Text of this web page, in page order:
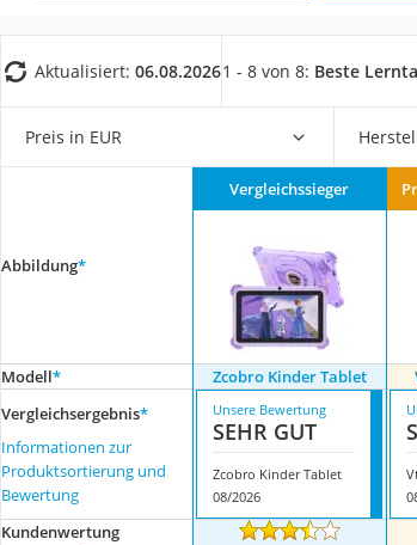
Acer
Aktualisiert: 06.08.20261 - 8 von 8: Beste
Preis in EUR
Abbildung*
Vergleichssieger
Modell* Zcobro Kinder Tablet
Vergleichsergebnis*
Informationen zur
Produktsortierung und
Bewertung
Unsere Bewertung
SEHR GUT
Zcobro Kinder Tablet
08/2026
Kundenwertung